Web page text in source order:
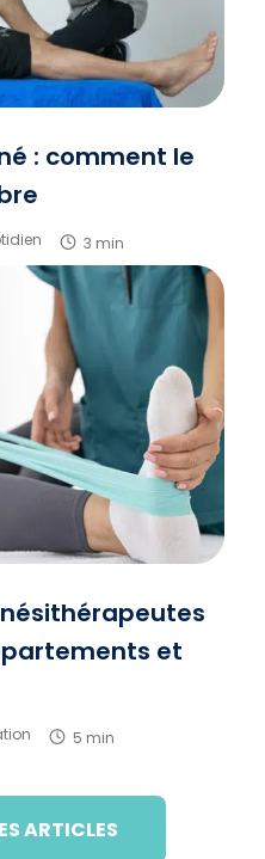
: comment le
3 min
et
5 min
ARTICLES